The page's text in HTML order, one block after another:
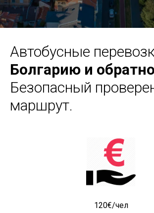
Автобусные
Болгарию и обратно
Безопасный
маршрут.
120€/чел